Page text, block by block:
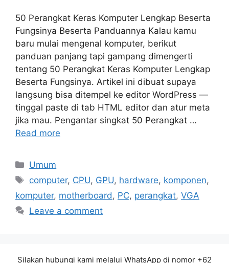
50 Perangkat Keras Komputer Lengkap Beserta
Fungsinya Beserta Panduannya Kalau kamu
baru mulai mengenal komputer, berikut
panduan panjang tapi gampang dimengerti
tentang 50 Perangkat Keras Komputer Lengkap
Beserta Fungsinya. Artikel ini dibuat supaya
langsung bisa ditempel ke editor WordPress —
tinggal paste di tab HTML editor dan atur meta
jika mau. Pengantar singkat 50 Perangkat …
Read more
Categories
Umum
Tags
computer, CPU, GPU, hardware, komponen,
komputer, motherboard , PC, perangkat, VGA
Leave a comment
Silakan hubungi kami melalui WhatsApp di nomor +62